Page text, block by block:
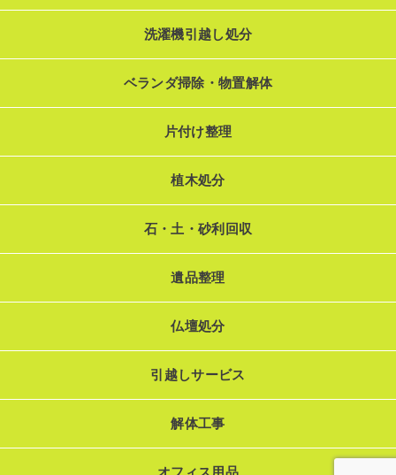
洗濯機引越し処分
ベランダ掃除・物置解体
片付け整理
植木処分
石・土・砂利回収
遺品整理
仏壇処分
引越しサービス
解体工事
オフィス用品